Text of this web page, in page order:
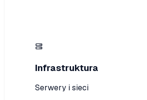
Infrastruktura
Serwery i sieci